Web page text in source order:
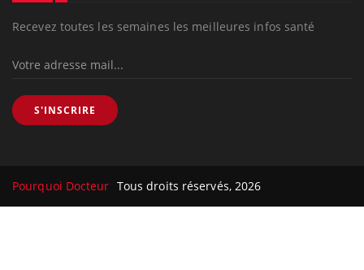
Recevez toutes les semaines les meilleures infos santé
S'INSCRIRE
Pourquoi Docteur Tous droits réservés, 2026